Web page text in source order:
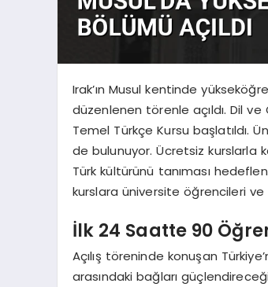
Irak’ın Musul kentinde
düzenlenen törenle açıldı. Dil
Temel Türkçe Kursu başlatıldı.
de bulunuyor. Ücretsiz kurslarla
Türk kültürünü tanıması
kurslara üniversite öğrencileri
İlk 24 Saatte 90
Açılış töreninde konuşan
arasındaki bağları